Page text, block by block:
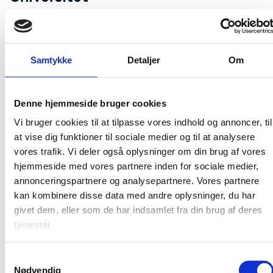
Samtykke Detaljer Om
Denne hjemmeside bruger cookies
Vi bruger cookies til at tilpasse vores indhold og annoncer, til
at vise dig funktioner til sociale medier og til at analysere
vores trafik. Vi deler også oplysninger om din brug af vores
hjemmeside med vores partnere inden for sociale medier,
annonceringspartnere og analysepartnere. Vores partnere
kan kombinere disse data med andre oplysninger, du har
givet dem, eller som de har indsamlet fra din brug af deres
tjenester.
Nødvendig
Og han brænder for at højne kvaliteten i uddannelsen.
Flemming Tvede Hansen og Maria
Sparre-Petersen -
Det Kongelige Akademi
For Flemming Tvede Hansen og Maria Sparre-Petersen
fra Det Kongelige Akademi er det nysgerrighed, der
sørger de for at tage deres egen medicin ved hele